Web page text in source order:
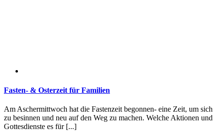
Fasten- & Osterzeit für Familien
Am Aschermittwoch hat die Fastenzeit begonnen- eine Zeit, um sich
zu besinnen und neu auf den Weg zu machen. Welche Aktionen und
Gottesdienste es für [...]